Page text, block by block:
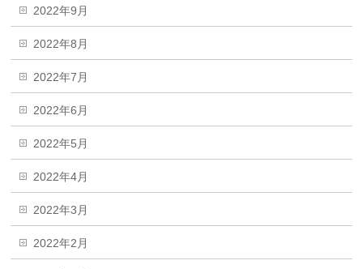
2022年9月
2022年8月
2022年7月
2022年6月
2022年5月
2022年4月
2022年3月
2022年2月